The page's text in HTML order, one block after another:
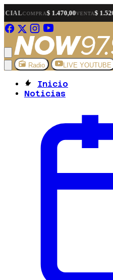
$ 1.470,00 VENTA$ 1.520,00BLUE
Radio LIVE YOUTUBE
Inicio
Noticias